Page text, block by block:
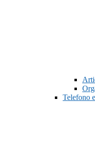
Telefono